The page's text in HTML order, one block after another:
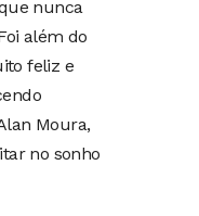
nunca
além do
feliz e
Moura,
no sonho